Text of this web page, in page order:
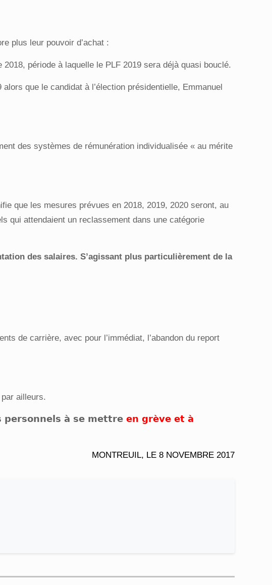
plus leur pouvoir d’achat :
période à laquelle le PLF 2019 sera déjà quasi bouclé.
que le candidat à l’élection présidentielle, Emmanuel
des systèmes de rémunération individualisée « au mérite
que les mesures prévues en 2018, 2019, 2020 seront, au
qui attendaient un reclassement dans une catégorie
des salaires. S’agissant plus particulièrement de la
de carrière, avec pour l’immédiat, l’abandon du report
ailleurs.
personnels à se mettre en grève et à
MONTREUIL, LE 8 NOVEMBRE 2017